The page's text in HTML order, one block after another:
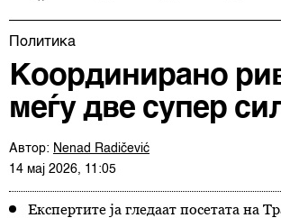
Политика
Координирано
меѓу две супер
Автор: Nenad Radičević
14 мај 2026, 11:05
Експертите ја гледаат посетата на